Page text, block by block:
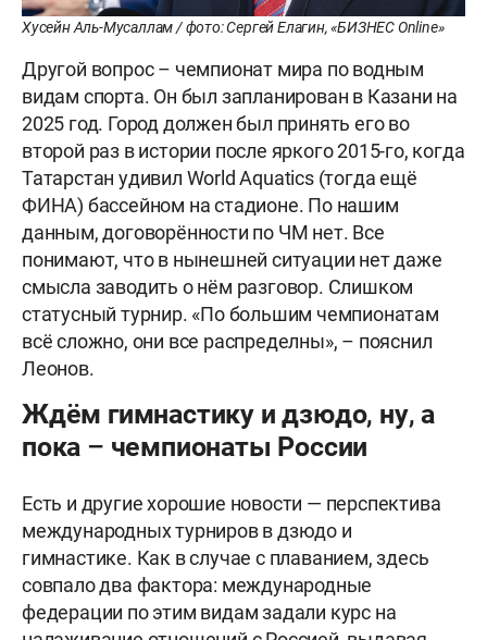
Хусейн Аль-Мусаллам / фото: Сергей Елагин, «БИЗНЕС Online»
Другой вопрос – чемпионат мира по водным
видам спорта. Он был запланирован в Казани на
2025 год. Город должен был принять его во
второй раз в истории после яркого 2015-го, когда
Татарстан удивил World Aquatics (тогда ещë
ФИНА) бассейном на стадионе. По нашим
данным, договорëнности по ЧМ нет. Все
понимают, что в нынешней ситуации нет даже
смысла заводить о нëм разговор. Слишком
статусный турнир. «По большим чемпионатам
всё сложно, они все распределны», – пояснил
Леонов.
Ждём гимнастику и дзюдо, ну, а
пока – чемпионаты России
Есть и другие хорошие новости — перспектива
международных турниров в дзюдо и
гимнастике. Как в случае с плаванием, здесь
совпало два фактора: международные
федерации по этим видам задали курс на